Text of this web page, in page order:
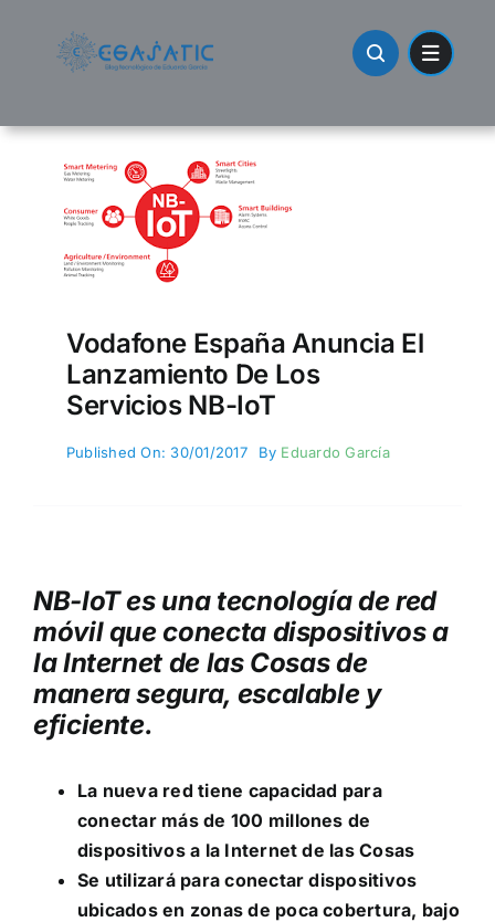
Vodafone España Anuncia El
Lanzamiento De Los
Servicios NB-IoT
Published On: 30/01/2017 By Eduardo García
NB-IoT es una tecnología de red
móvil que conecta dispositivos a
la Internet de las Cosas de
manera segura, escalable y
eficiente.
La nueva red tiene capacidad para
conectar más de 100 millones de
dispositivos a la Internet de las Cosas
Se utilizará para conectar dispositivos
ubicados en zonas de poca cobertura, bajo